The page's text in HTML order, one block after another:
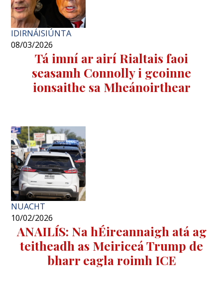
IDIRNÁISIÚNTA
08/03/2026
Tá imní ar airí Rialtais faoi
seasamh Connolly i gcoinne
ionsaithe sa Mheánoirthear
NUACHT
10/02/2026
ANAILÍS: Na hÉireannaigh atá ag
teitheadh ​​as Meiriceá Trump de
bharr eagla roimh ICE